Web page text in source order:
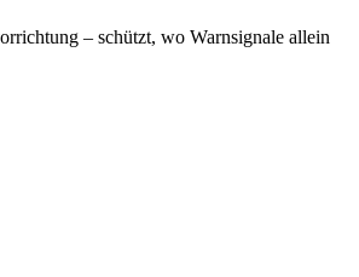
– schützt, wo Warnsignale allein